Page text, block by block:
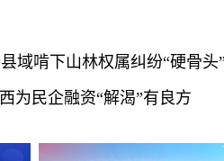
域啃下山林权属纠纷“硬骨头
为民企融资“解渴”有良方